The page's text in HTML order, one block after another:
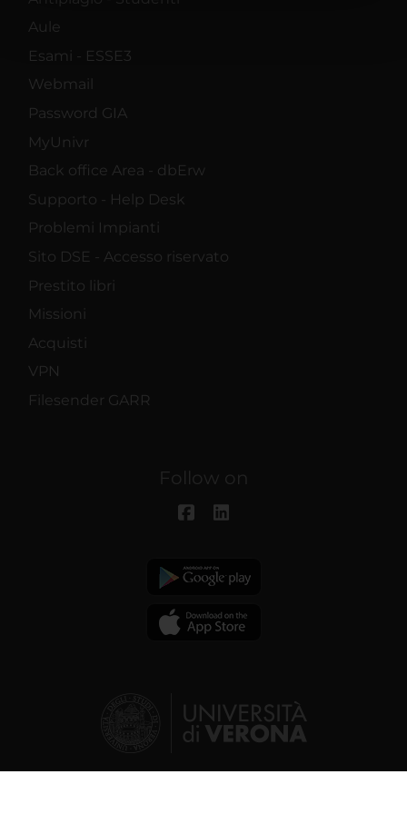
pubblicità e social media, i quali potrebbero combinarle
raccolto dal tuo utilizzo dei loro servizi.
Aule
Esami - ESSE3
Webmail
Password GIA
MyUnivr
Back office Area - dbErw
Supporto - Help Desk
Problemi Impianti
Sito DSE - Accesso riservato
Prestito libri
Missioni
Acquisti
VPN
Filesender GARR
Follow on